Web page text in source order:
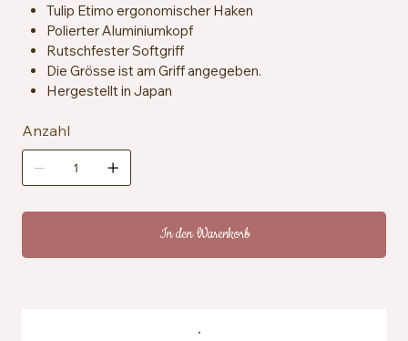
Tulip Etimo ergonomischer Haken
Polierter Aluminiumkopf
Rutschfester Softgriff
Die Grösse ist am Griff angegeben.
Hergestellt in Japan
Anzahl
In den Warenkorb